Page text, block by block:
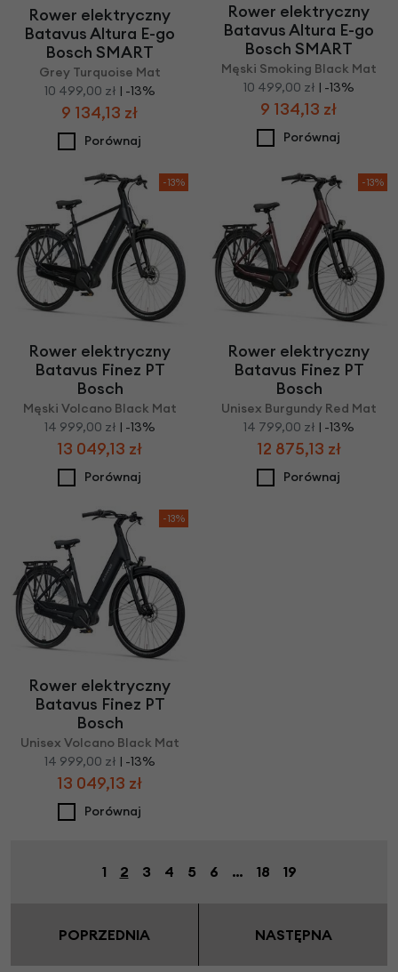
Rower elektryczny
Batavus Altura E-go
Bosch SMART
Grey Turquoise Mat
10 499,00 zł | -13%
9 134,13 zł
Porównaj
Rower elektryczny
Batavus Altura E-go
Bosch SMART
Męski Smoking Black Mat
10 499,00 zł | -13%
9 134,13 zł
Porównaj
-13%
Rower elektryczny
Batavus Finez PT
Bosch
Męski Volcano Black Mat
14 999,00 zł | -13%
13 049,13 zł
Porównaj
-13%
Rower elektryczny
Batavus Finez PT
Bosch
Unisex Burgundy Red Mat
14 799,00 zł | -13%
12 875,13 zł
Porównaj
-13%
Rower elektryczny
Batavus Finez PT
Bosch
Unisex Volcano Black Mat
14 999,00 zł | -13%
13 049,13 zł
Porównaj
POPRZEDNIA
1 2 3 4 5 6 … 18 19
NASTĘPNA